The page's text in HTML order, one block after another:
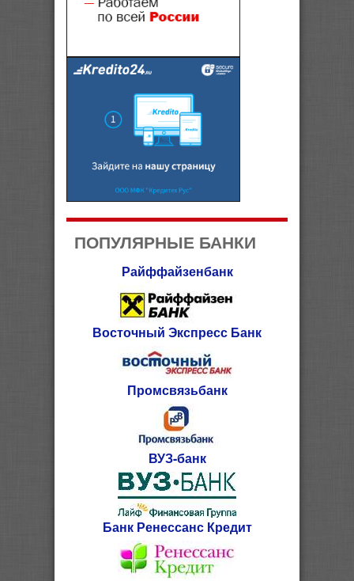
ПОПУЛЯРНЫЕ БАНКИ
Райффайзенбанк
Восточный Экспресс Банк
Промсвязьбанк
ВУЗ-банк
Банк Ренессанс Кредит